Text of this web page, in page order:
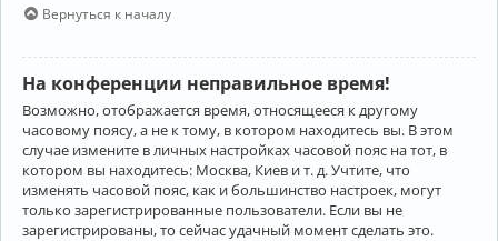
Вернуться к началу
На конференции неправильное время!
Возможно, отображается время, относящееся к другому
часовому поясу, а не к тому, в котором находитесь вы. В этом
случае измените в личных настройках часовой пояс на тот, в
котором вы находитесь: Москва, Киев и т. д. Учтите, что
изменять часовой пояс, как и большинство настроек, могут
только зарегистрированные пользователи. Если вы не
зарегистрированы, то сейчас удачный момент сделать это.